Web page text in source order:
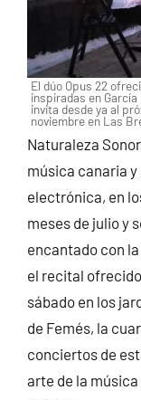
El dúo Opus 22
inspiradas en
invita desde ya al
noviembre en Las
Naturaleza
música canaria
electrónica, en
meses de julio y
encantado con
el recital
sábado en los
de Femés, la
conciertos de
arte de la